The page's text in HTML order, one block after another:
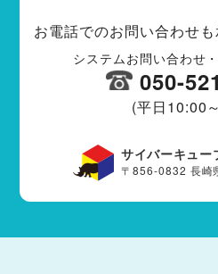
お電話でのお問い合わせも
システムお問い合わせ
050-
(平日10:00
サイバーキュー
〒856-0832 長崎